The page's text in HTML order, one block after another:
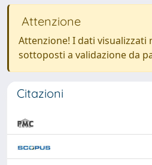
Attenzione
Attenzione! I dati visualizzati
sottoposti a validazione da
Citazioni